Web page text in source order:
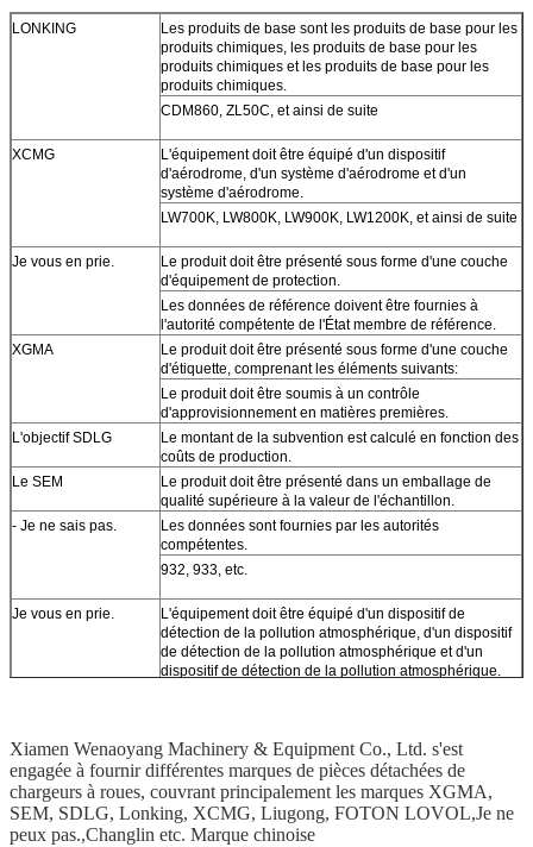
LONKING
Les produits de base sont les produits de base pour les
produits chimiques, les produits de base pour les
produits chimiques et les produits de base pour les
produits chimiques.
CDM860, ZL50C, et ainsi de suite
XCMG
L'équipement doit être équipé d'un dispositif
d'aérodrome, d'un système d'aérodrome et d'un
système d'aérodrome.
LW700K, LW800K, LW900K, LW1200K, et ainsi de suite
Je vous en prie.
Le produit doit être présenté sous forme d'une couche
d'équipement de protection.
Les données de référence doivent être fournies à
l'autorité compétente de l'État membre de référence.
XGMA
Le produit doit être présenté sous forme d'une couche
d'étiquette, comprenant les éléments suivants:
Le produit doit être soumis à un contrôle
d'approvisionnement en matières premières.
L'objectif SDLG
Le montant de la subvention est calculé en fonction des
coûts de production.
Le SEM
Le produit doit être présenté dans un emballage de
qualité supérieure à la valeur de l'échantillon.
- Je ne sais pas.
Les données sont fournies par les autorités
compétentes.
932, 933, etc.
Je vous en prie.
L'équipement doit être équipé d'un dispositif de
détection de la pollution atmosphérique, d'un dispositif
de détection de la pollution atmosphérique et d'un
dispositif de détection de la pollution atmosphérique.
Je ne peux pas.
Le nombre d'émissions de CO2 est calculé en fonction
de la fréquence d'émission.
Xiamen Wenaoyang Machinery & Equipment Co., Ltd. s'est
engagée à fournir différentes marques de pièces détachées de
chargeurs à roues, couvrant principalement les marques XGMA,
SEM, SDLG, Lonking, XCMG, Liugong, FOTON LOVOL,Je ne
peux pas.,Changlin etc. Marque chinoise